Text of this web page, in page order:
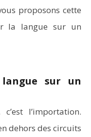
proposons cette
la langue sur un
sur un
l’importation.
dehors des circuits